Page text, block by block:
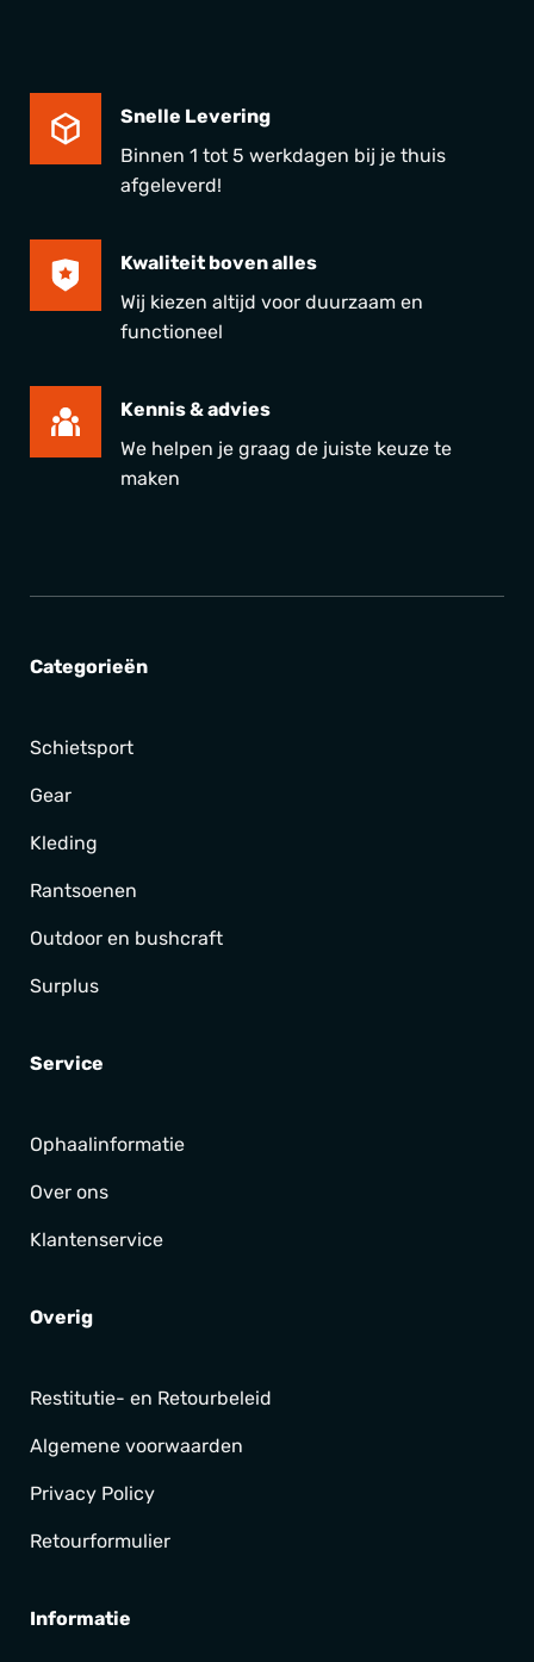
Snelle Levering
Binnen 1 tot 5 werkdagen bij je thuis
afgeleverd!
Kwaliteit boven alles
Wij kiezen altijd voor duurzaam en
functioneel
Kennis & advies
We helpen je graag de juiste keuze te
maken
Categorieën
Schietsport
Gear
Kleding
Rantsoenen
Outdoor en bushcraft
Surplus
Service
Ophaalinformatie
Over ons
Klantenservice
Overig
Restitutie- en Retourbeleid
Algemene voorwaarden
Privacy Policy
Retourformulier
Informatie